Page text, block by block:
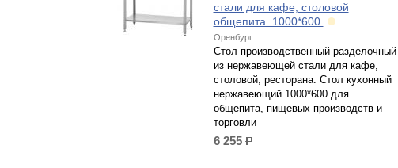
стали для кафе, столовой
общепита. 1000*600
Оренбург
Стол производственный разделочный
из нержавеющей стали для кафе,
столовой, ресторана. Стол кухонный
нержавеющий 1000*600 для
общепита, пищевых производств и
торговли
6 255 р.